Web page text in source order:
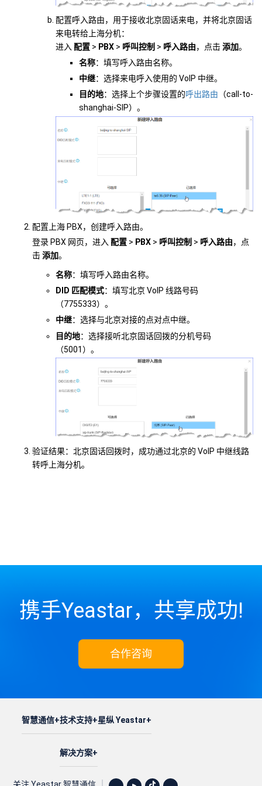
配置呼入路由，用于接收北京固话来电，并将北京固话
来电转给上海分机：
进入 配置 > PBX > 呼叫控制 > 呼入路由，点击添加。
名称：填写呼入路由名称。
中继：选择来电呼入使用的 VoIP 中继。
目的地：选择上个步骤设置的呼出路由 （call-to-
shanghai-SIP）。
配置上海 PBX，创建呼入路由。
登录 PBX 网页，进入 配置 > PBX > 呼叫控制 > 呼入路由，点
击添加。
名称：填写呼入路由名称。
DID 匹配模式：填写北京 VoIP 线路号码
（7755333）。
中继：选择与北京对接的点对点中继。
目的地：选择接听北京固话回拨的分机号码
（5001）。
验证结果：北京固话回拨时，成功通过北京的 VoIP 中继线路
转呼上海分机。
携手Yeastar，共享成功!
合作咨询
智慧通信 技术支持
解决方案
星纵 Yeastar